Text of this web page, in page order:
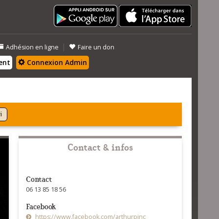
Adhésion en ligne | Faire un don
Connexion Admin
Contact & infos
Contact
06 13 85 18 56
Facebook
https://www.facebook.com/arthurpinc